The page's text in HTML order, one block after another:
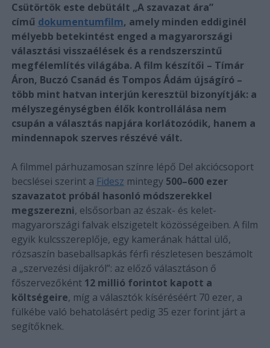
Csütörtök este debütált „A szavazat ára”
című dokumentumfilm, amely minden eddiginél
mélyebb betekintést enged a magyarországi
választási visszaélések és a rendszerszintű
megfélemlítés világába. A film készítői – Tímár
Áron, Buczó Csanád és Tompos Ádám újságíró –
több mint hatvan interjún keresztül bizonyítják: a
mélyszegénységben élők kontrollálása nem
csupán a választás napjára korlátozódik, hanem a
mindennapok szerves részévé vált.
A filmmel párhuzamosan színre lépő De! akciócsoport
becslései szerint a Fidesz mintegy 500–600 ezer
szavazatot próbál hasonló módszerekkel
megszerezni, elsősorban az észak- és kelet-
magyarországi falvak elszigetelt közösségeiben. A film
egyik kulcsszereplője, egy kamerának háttal ülő,
rózsaszín baseballsapkás férfi részletesen beszámolt
a „szervezési díjakról”: az előző választáson ő
főszervezőként 12 millió forintot kapott a
költségeire, míg a választók kíséréséért 70 ezer, a
fülkébe való behatolásért pedig 35 ezer forint járt a
segítőknek.